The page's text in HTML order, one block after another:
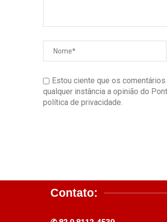
Estou ciente que os
qualquer instância a opinião do
política de privacidade.
Contato: